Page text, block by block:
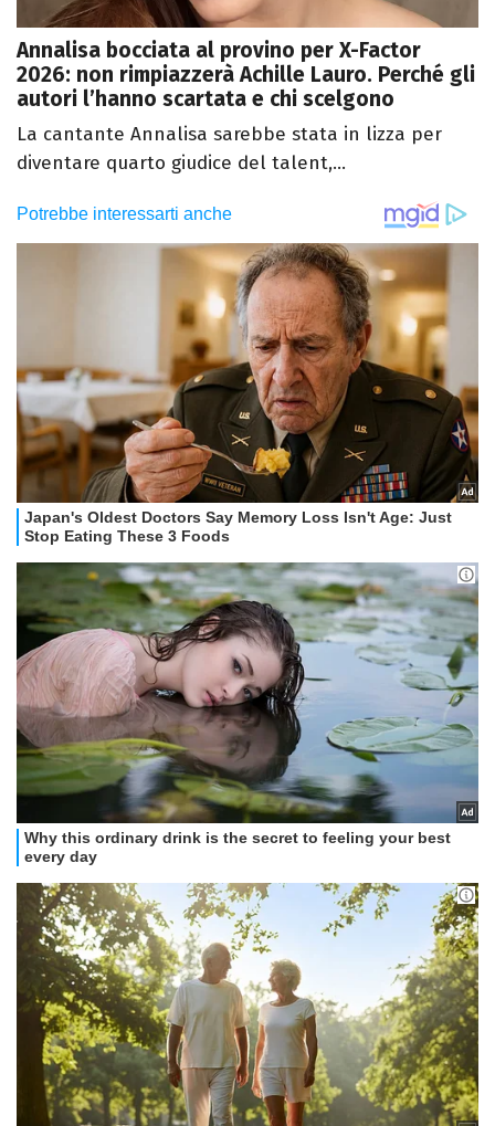
Annalisa bocciata al provino per X-Factor
2026: non rimpiazzerà Achille Lauro. Perché gli
autori l’hanno scartata e chi scelgono
La cantante Annalisa sarebbe stata in lizza per
diventare quarto giudice del talent,...